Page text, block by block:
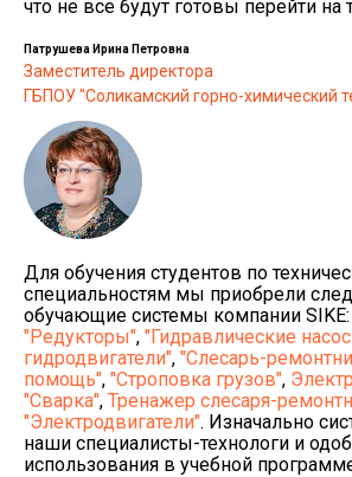
что не все будут готовы перейти на
Патрушева Ирина Петровна
Заместитель директора
ГБПОУ "Соликамский горно-химический
Для обучения студентов по
специальностям мы приобрели
обучающие системы компании SIKE:
"Редукторы", "Гидравлические
гидродвигатели", "Слесарь-
помощь", "Строповка грузов",
"Сварка", Тренажер слесаря-
"Электродвигатели". Изначально
наши специалисты-технологи и
использования в учебной